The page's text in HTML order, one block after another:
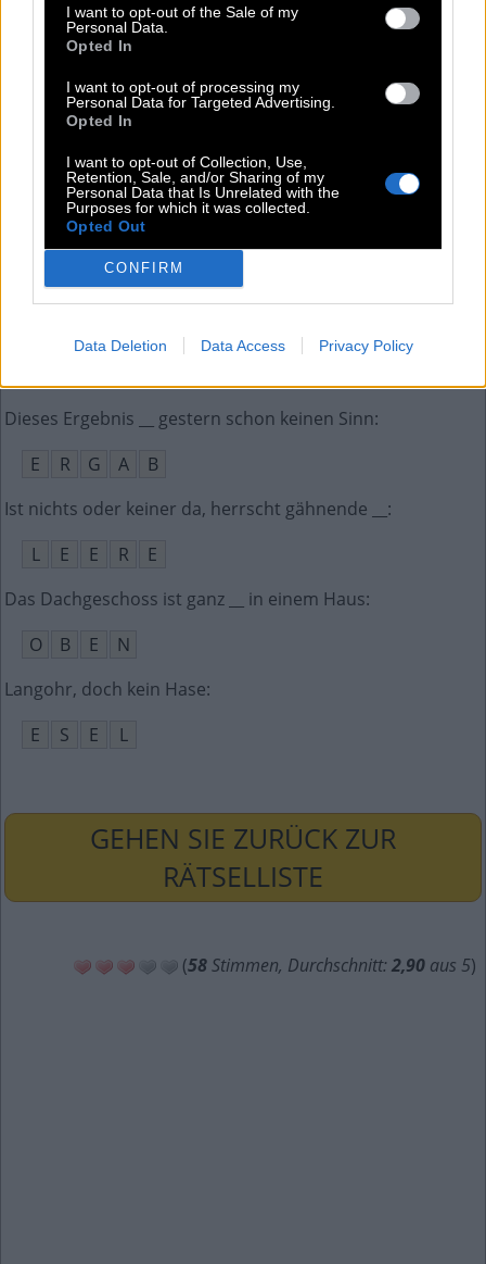
I want to opt-out of the Sale of my
Personal Data.
Opted In
I want to opt-out of processing my
Personal Data for Targeted Advertising.
Opted In
I want to opt-out of Collection, Use,
Retention, Sale, and/or Sharing of my
Personal Data that Is Unrelated with the
Purposes for which it was collected.
Opted Out
CONFIRM
Data Deletion Data Access Privacy Policy
S S
T
Schwung, mit dem man an etwas herangeht
L A
N
P R E
E
Geräusch für Trompeten; große Aufregung
R A R
A
Dieses Ergebnis __ gestern schon keinen Sinn:
E
R G A
B
Ist nichts oder keiner da, herrscht gähnende __ :
L
E E R
E
Das Dachgeschoss ist ganz __ in einem Haus:
O
B E
N
Langohr, doch kein Hase:
E
S E L
GEHEN SIE ZURÜCK ZUR
RÄTSELLISTE
(58Stimmen, Durchschnitt: 2,90 aus 5)